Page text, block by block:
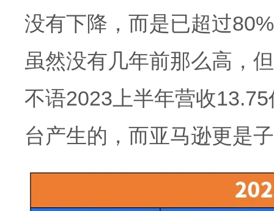
没有下降，而是已超过
虽然没有几年前那么高，
不语2023上半年营收
台产生的，而亚马逊更是